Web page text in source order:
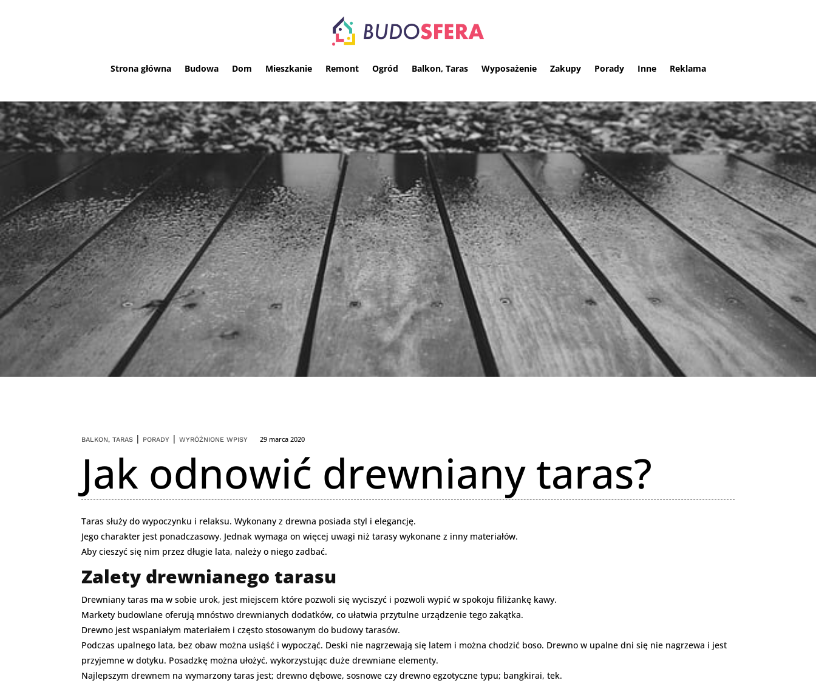
Strona główna Budowa Dom Mieszkanie Remont Ogród Balkon, Taras Wyposażenie Zakupy Porady Inne Reklama
BALKON, TARAS | PORADY |WYRÓŻNIONE WPISY 29 marca 2020
Jak odnowić drewniany taras?
Taras służy do wypoczynku i relaksu. Wykonany z drewna posiada styl i elegancję.
Jego charakter jest ponadczasowy. Jednak wymaga on więcej uwagi niż tarasy wykonane z inny materiałów.
Aby cieszyć się nim przez długie lata, należy o niego zadbać.
Zalety drewnianego tarasu
Drewniany taras ma w sobie urok, jest miejscem które pozwoli się wyciszyć i pozwoli wypić w spokoju filiżankę kawy.
Markety budowlane oferują mnóstwo drewnianych dodatków, co ułatwia przytulne urządzenie tego zakątka.
Drewno jest wspaniałym materiałem i często stosowanym do budowy tarasów.
Podczas upalnego lata, bez obaw można usiąść i wypocząć. Deski nie nagrzewają się latem i można chodzić boso. Drewno w upalne dni się nie nagrzewa i jest
przyjemne w dotyku. Posadzkę można ułożyć, wykorzystując duże drewniane elementy.
Najlepszym drewnem na wymarzony taras jest; drewno dębowe, sosnowe czy drewno egzotyczne typu; bangkirai, tek.